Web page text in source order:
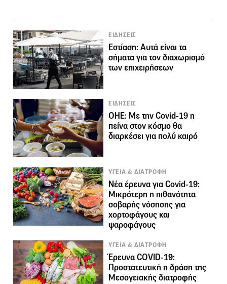
ΕΙΔΗΣΕΙΣ
Εστίαση: Αυτά είναι τα
σήματα για τον διαχωρισμό
των επιχειρήσεων
ΕΙΔΗΣΕΙΣ
ΟΗΕ: Με την Covid-19 η
πείνα στον κόσμο θα
διαρκέσει για πολύ καιρό
ΥΓΕΙΑ & ΔΙΑΤΡΟΦΗ
Νέα έρευνα για Covid-19:
Μικρότερη η πιθανότητα
σοβαρής νόσησης για
χορτοφάγους και
ψαροφάγους
ΥΓΕΙΑ & ΔΙΑΤΡΟΦΗ
Έρευνα COVID-19:
Προστατευτική η δράση της
Μεσογειακής διατροφής